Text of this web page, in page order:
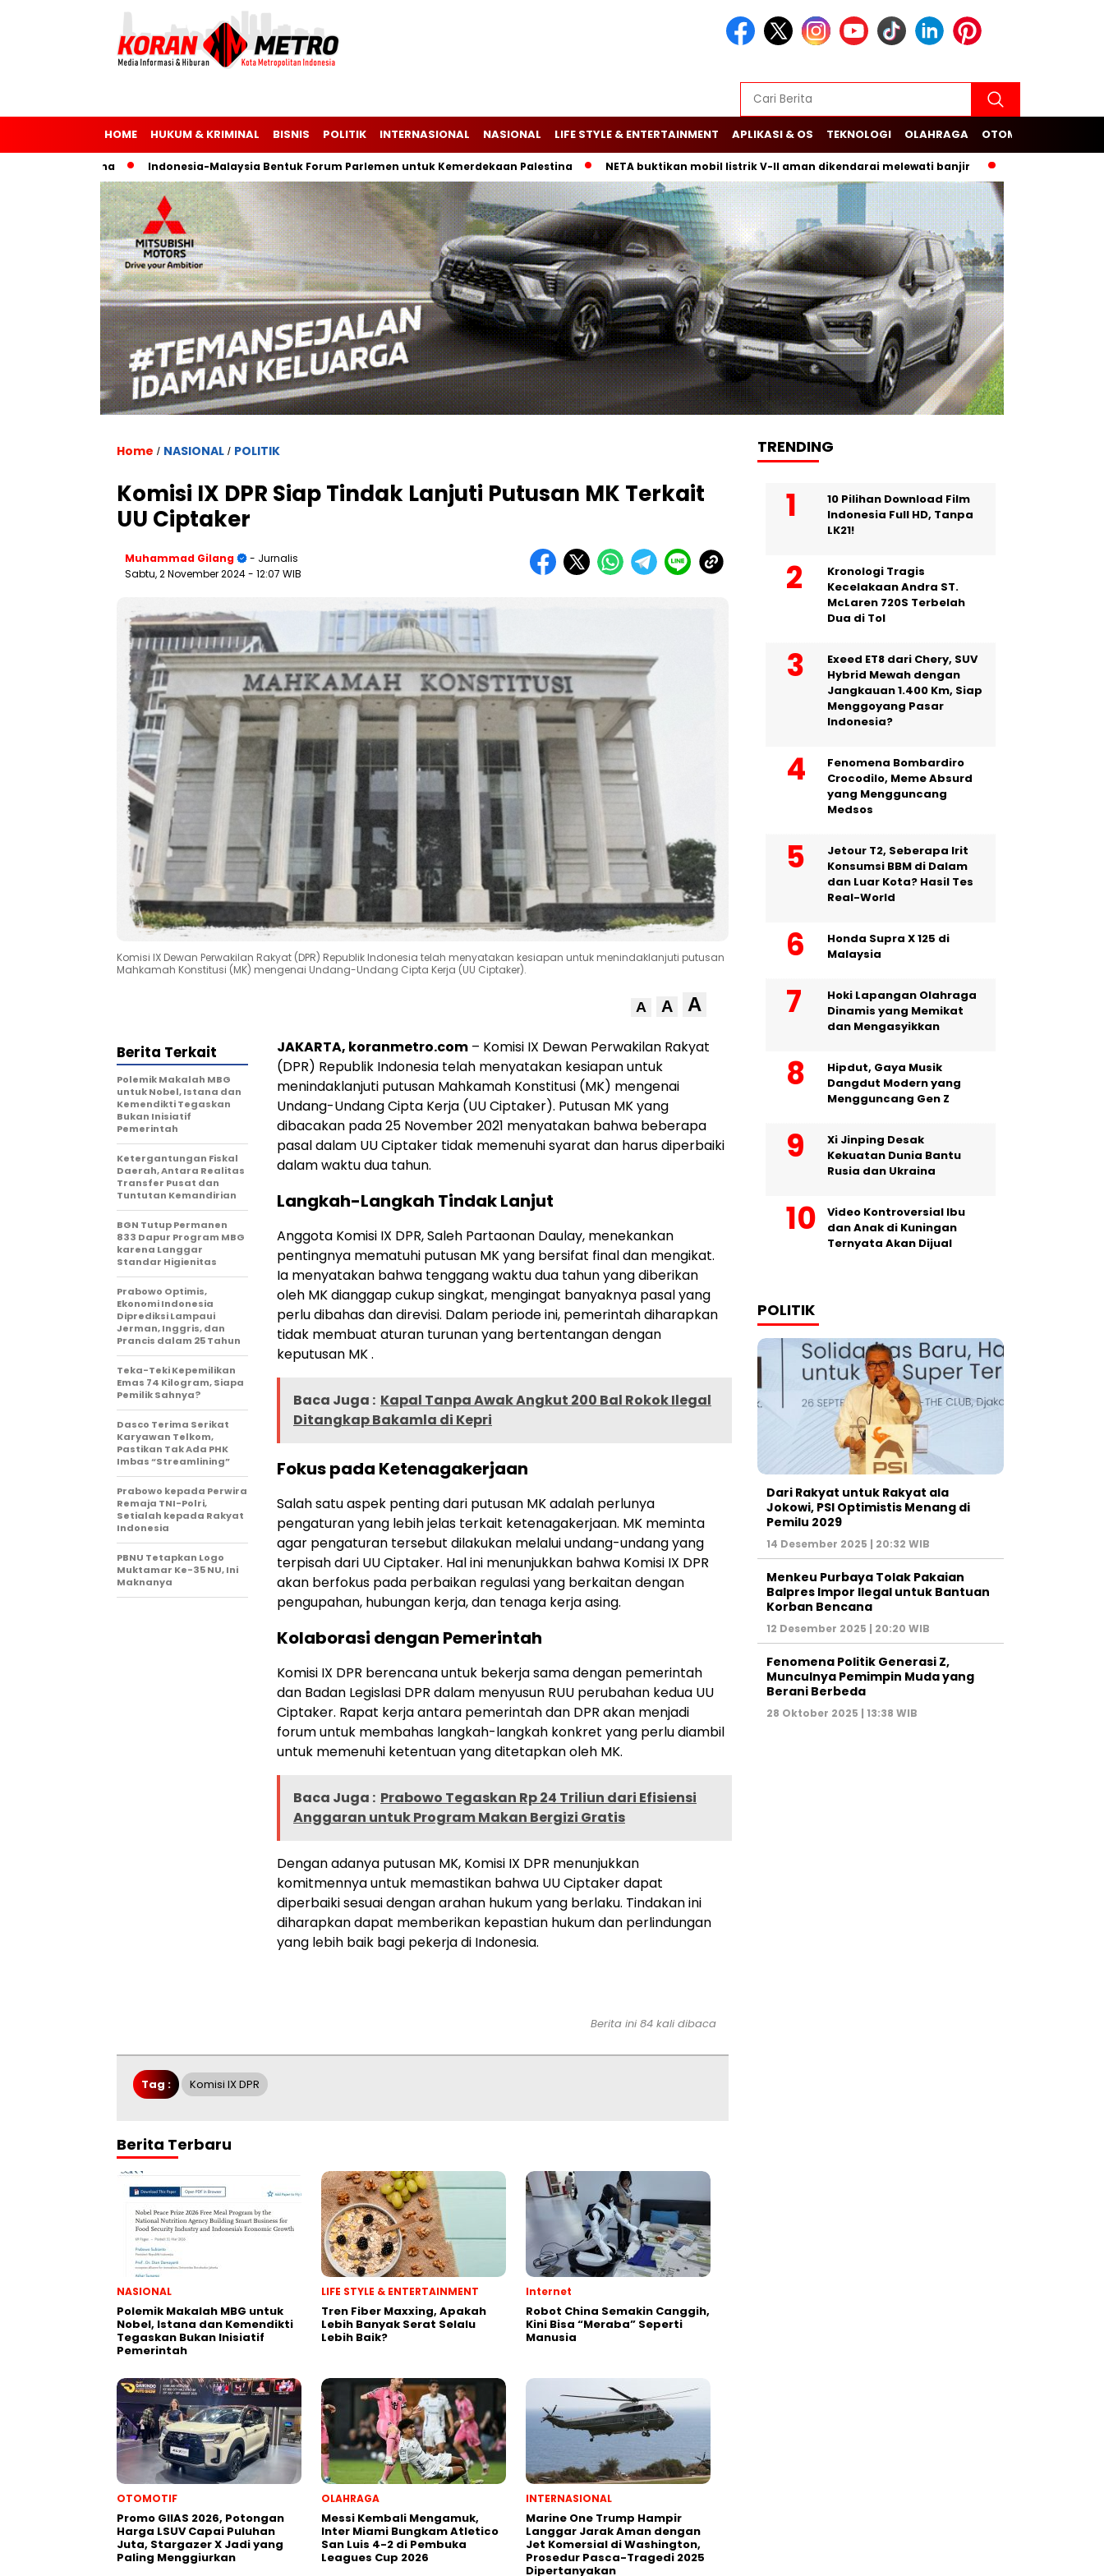
HOME HUKUM & KRIMINAL BISNIS POLITIK INTERNASIONAL NASIONAL LIFE STYLE & ENTERTAINMENT APLIKASI & OS TEKNOLOGI OLAHRAGA OTOMOTIF
Indonesia-Malaysia Bentuk Forum Parlemen untuk Kemerdekaan Palestina NETA buktikan mobil listrik V-II aman dikendarai melewati banjir Budi Arie Setiadi dan
Home / NASIONAL / POLITIK
Komisi IX DPR Siap Tindak Lanjuti Putusan MK Terkait
UU Ciptaker
Muhammad Gilang
- Jurnalis
Sabtu, 2 November 2024- 12:07 WIB
Komisi IX Dewan Perwakilan Rakyat (DPR) Republik Indonesia telah menyatakan kesiapan untuk menindaklanjuti putusan
Mahkamah Konstitusi (MK) mengenai Undang-Undang Cipta Kerja (UU Ciptaker).
A A A
JAKARTA, koranmetro.com – Komisi IX Dewan Perwakilan Rakyat
(DPR) Republik Indonesia telah menyatakan kesiapan untuk
menindaklanjuti putusan Mahkamah Konstitusi (MK) mengenai
Undang-Undang Cipta Kerja (UU Ciptaker). Putusan MK yang
dibacakan pada 25 November 2021 menyatakan bahwa beberapa
pasal dalam UU Ciptaker tidak memenuhi syarat dan harus diperbaiki
dalam waktu dua tahun.
Langkah-Langkah Tindak Lanjut
Anggota Komisi IX DPR, Saleh Partaonan Daulay, menekankan
pentingnya mematuhi putusan MK yang bersifat final dan mengikat.
Ia menyatakan bahwa tenggang waktu dua tahun yang diberikan
oleh MK dianggap cukup singkat, mengingat banyaknya pasal yang
perlu dibahas dan direvisi. Dalam periode ini, pemerintah diharapkan
tidak membuat aturan turunan yang bertentangan dengan
keputusan MK .
Baca Juga : Kapal Tanpa Awak Angkut 200 Bal Rokok Ilegal
Ditangkap Bakamla di Kepri
Fokus pada Ketenagakerjaan
Salah satu aspek penting dari putusan MK adalah perlunya
pengaturan yang lebih jelas terkait ketenagakerjaan. MK meminta
agar pengaturan tersebut dilakukan melalui undang-undang yang
terpisah dari UU Ciptaker. Hal ini menunjukkan bahwa Komisi IX DPR
akan berfokus pada perbaikan regulasi yang berkaitan dengan
pengupahan, hubungan kerja, dan tenaga kerja asing.
Kolaborasi dengan Pemerintah
Komisi IX DPR berencana untuk bekerja sama dengan pemerintah
dan Badan Legislasi DPR dalam menyusun RUU perubahan kedua UU
Ciptaker. Rapat kerja antara pemerintah dan DPR akan menjadi
forum untuk membahas langkah-langkah konkret yang perlu diambil
untuk memenuhi ketentuan yang ditetapkan oleh MK.
Baca Juga : Prabowo Tegaskan Rp 24 Triliun dari Efisiensi
Anggaran untuk Program Makan Bergizi Gratis
Dengan adanya putusan MK, Komisi IX DPR menunjukkan
komitmennya untuk memastikan bahwa UU Ciptaker dapat
diperbaiki sesuai dengan arahan hukum yang berlaku. Tindakan ini
diharapkan dapat memberikan kepastian hukum dan perlindungan
yang lebih baik bagi pekerja di Indonesia.
Berita Terkait
Polemik Makalah MBG
untuk Nobel, Istana dan
Kemendikti Tegaskan
Bukan Inisiatif
Pemerintah
Ketergantungan Fiskal
Daerah, Antara Realitas
Transfer Pusat dan
Tuntutan Kemandirian
BGN Tutup Permanen
833 Dapur Program MBG
karena Langgar
Standar Higienitas
Prabowo Optimis,
Ekonomi Indonesia
Diprediksi Lampaui
Jerman, Inggris, dan
Prancis dalam 25 Tahun
Teka-Teki Kepemilikan
Emas 74 Kilogram, Siapa
Pemilik Sahnya?
Dasco Terima Serikat
Karyawan Telkom,
Pastikan Tak Ada PHK
Imbas “Streamlining”
Prabowo kepada Perwira
Remaja TNI-Polri,
Setialah kepada Rakyat
Indonesia
PBNU Tetapkan Logo
Muktamar Ke-35 NU, Ini
Maknanya
Berita ini 84 kali dibaca
Tag : Komisi IX DPR
Berita Terbaru
NASIONAL
Polemik Makalah MBG untuk
Nobel, Istana dan Kemendikti
Tegaskan Bukan Inisiatif
Pemerintah
LIFE STYLE & ENTERTAINMENT
Tren Fiber Maxxing, Apakah
Lebih Banyak Serat Selalu
Lebih Baik?
Internet
Robot China Semakin Canggih,
Kini Bisa “Meraba” Seperti
Manusia
OTOMOTIF
Promo GIIAS 2026, Potongan
Harga LSUV Capai Puluhan
Juta, Stargazer X Jadi yang
Paling Menggiurkan
OLAHRAGA
Messi Kembali Mengamuk,
Inter Miami Bungkam Atletico
San Luis 4-2 di Pembuka
Leagues Cup 2026
INTERNASIONAL
Marine One Trump Hampir
Langgar Jarak Aman dengan
Jet Komersial di Washington,
Prosedur Pasca-Tragedi 2025
Dipertanyakan
TRENDING
10 Pilihan Download Film
Indonesia Full HD, Tanpa
LK21!
Kronologi Tragis
Kecelakaan Andra ST.
McLaren 720S Terbelah
Dua di Tol
Exeed ET8 dari Chery, SUV
Hybrid Mewah dengan
Jangkauan 1.400 Km, Siap
Menggoyang Pasar
Indonesia?
Fenomena Bombardiro
Crocodilo, Meme Absurd
yang Mengguncang
Medsos
Jetour T2, Seberapa Irit
Konsumsi BBM di Dalam
dan Luar Kota? Hasil Tes
Real-World
Honda Supra X 125 di
Malaysia
Hoki Lapangan Olahraga
Dinamis yang Memikat
dan Mengasyikkan
Hipdut, Gaya Musik
Dangdut Modern yang
Mengguncang Gen Z
Xi Jinping Desak
Kekuatan Dunia Bantu
Rusia dan Ukraina
Video Kontroversial Ibu
dan Anak di Kuningan
Ternyata Akan Dijual
POLITIK
Dari Rakyat untuk Rakyat ala
Jokowi, PSI Optimistis Menang di
Pemilu 2029
14 Desember 2025 | 20:32 WIB
Menkeu Purbaya Tolak Pakaian
Balpres Impor Ilegal untuk Bantuan
Korban Bencana
12 Desember 2025 | 20:20 WIB
Fenomena Politik Generasi Z,
Munculnya Pemimpin Muda yang
Berani Berbeda
28 Oktober 2025 | 13:38 WIB